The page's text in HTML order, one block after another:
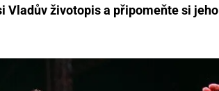
Vladův životopis a připomeňte si jeho